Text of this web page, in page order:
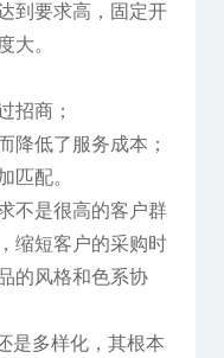
到要求高，固定开
大。
招商；
降低了服务成本；
匹配。
不是很高的客户群
缩短客户的采购时
的风格和色系协
是多样化，其根本